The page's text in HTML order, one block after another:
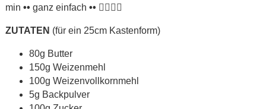
min •• ganz einfach ••
ZUTATEN (für ein 25cm Kastenform)
80g Butter
150g Weizenmehl
100g Weizenvollkornmehl
5g Backpulver